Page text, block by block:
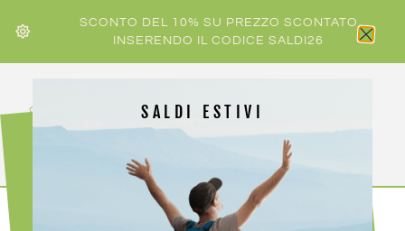
SCONTO DEL 10% SU PREZZO SCONTATO
INSERENDO IL CODICE SALDI26
SALDI ESTIVI